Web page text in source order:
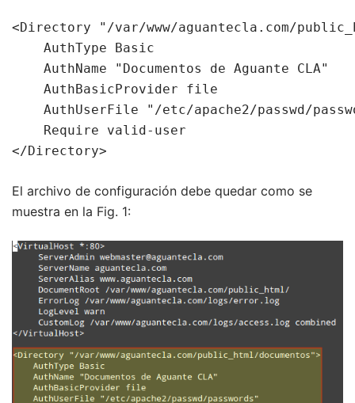
<Directory "/var/www/aguantecla.com/
    AuthType Basic
    AuthName "Documentos de Aguante CLA"
    AuthBasicProvider file
AuthUserFile "/etc/apache2/passwd/
    Require valid-user
</Directory>
El archivo de configuración debe quedar como se
muestra en la Fig. 1: